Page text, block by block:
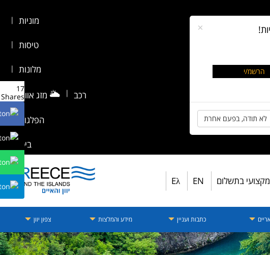
מוניות |
טיסות |
מלונות |
רכב |
🌥️ מזג אוויר |
הפלגות |
ביטוח
מקצועי בתשלום EN
Eλ
כתבות ועניין מידע והמלצות צפון יוון
×
לא תודה, בפעם אחרת
17
Shares